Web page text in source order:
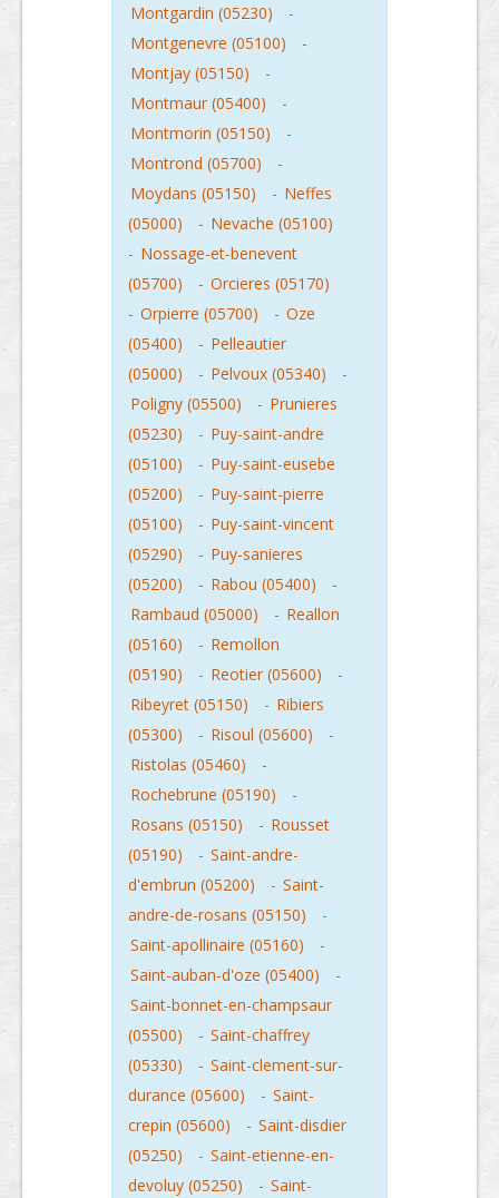
Montgardin (05230)
-
Montgenevre (05100)
-
Montjay (05150)
-
Montmaur (05400)
-
Montmorin (05150)
-
Montrond (05700)
-
Moydans (05150)
- Neffes
(05000)
- Nevache (05100)
- Nossage-et-benevent
(05700)
- Orcieres (05170)
- Orpierre (05700) - Oze
(05400)
- Pelleautier
(05000)
- Pelvoux (05340)
-
Poligny (05500)
- Prunieres
(05230)
- Puy-saint-andre
(05100)
- Puy-saint-eusebe
(05200)
- Puy-saint-pierre
(05100)
- Puy-saint-vincent
(05290)
- Puy-sanieres
(05200)
- Rabou (05400)
-
Rambaud (05000)
- Reallon
(05160)
- Remollon
(05190)
- Reotier (05600)
-
Ribeyret (05150)
- Ribiers
(05300)
- Risoul (05600)
-
Ristolas (05460)
-
Rochebrune (05190)
-
Rosans (05150)
- Rousset
(05190)
- Saint-andre-
d'embrun (05200)
- Saint-
andre-de-rosans (05150)
-
Saint-apollinaire (05160)
-
Saint-auban-d'oze (05400)
-
Saint-bonnet-en-champsaur
(05500)
- Saint-chaffrey
(05330)
- Saint-clement-sur-
durance (05600)
- Saint-
crepin (05600)
- Saint-disdier
(05250)
- Saint-etienne-en-
devoluy (05250)
- Saint-